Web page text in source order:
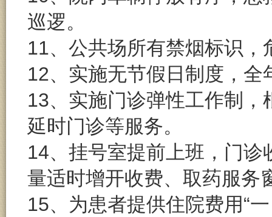
巡逻。
11、公共场所有禁烟标识，
12、实施无节假日制度，全
13、实施门诊弹性工作制
延时门诊等服务。
14、挂号室提前上班，门
量适时增开收费、取药服务
15、为患者提供住院费用“